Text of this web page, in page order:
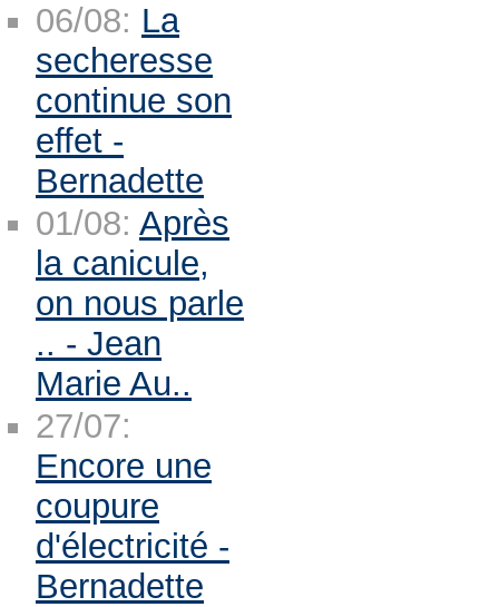
06/08: La
secheresse
continue son
effet -
Bernadette
01/08: Après
la canicule,
on nous parle
.. - Jean
Marie Au..
27/07:
Encore une
coupure
d'électricité -
Bernadette